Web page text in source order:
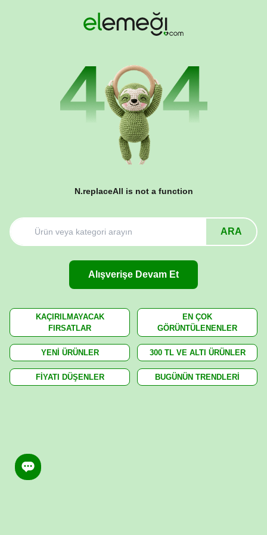
N.replaceAll is not a function
ARA
Alışverişe Devam Et
KAÇIRILMAYACAK
FIRSATLAR
EN ÇOK
GÖRÜNTÜLENENLER
YENİ ÜRÜNLER 300 TL VE ALTI ÜRÜNLER
FİYATI DÜŞENLER BUGÜNÜN TRENDLERİ